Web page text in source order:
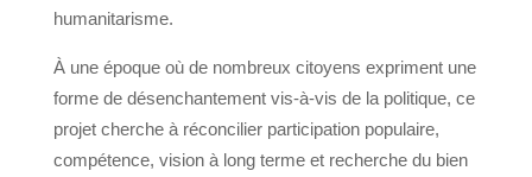
humanitarisme.
À une époque où de nombreux citoyens expriment une
forme de désenchantement vis-à-vis de la politique, ce
projet cherche à réconcilier participation populaire,
compétence, vision à long terme et recherche du bien